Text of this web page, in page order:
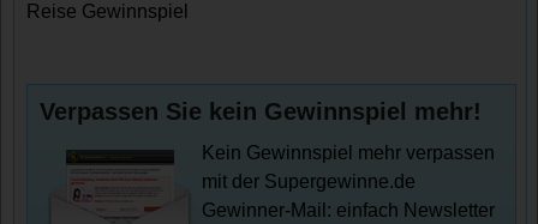
Reise Gewinnspiel
Verpassen Sie kein Gewinnspiel mehr!
Kein Gewinnspiel mehr verpassen
mit der Supergewinne.de
Gewinner-Mail: einfach Newsletter